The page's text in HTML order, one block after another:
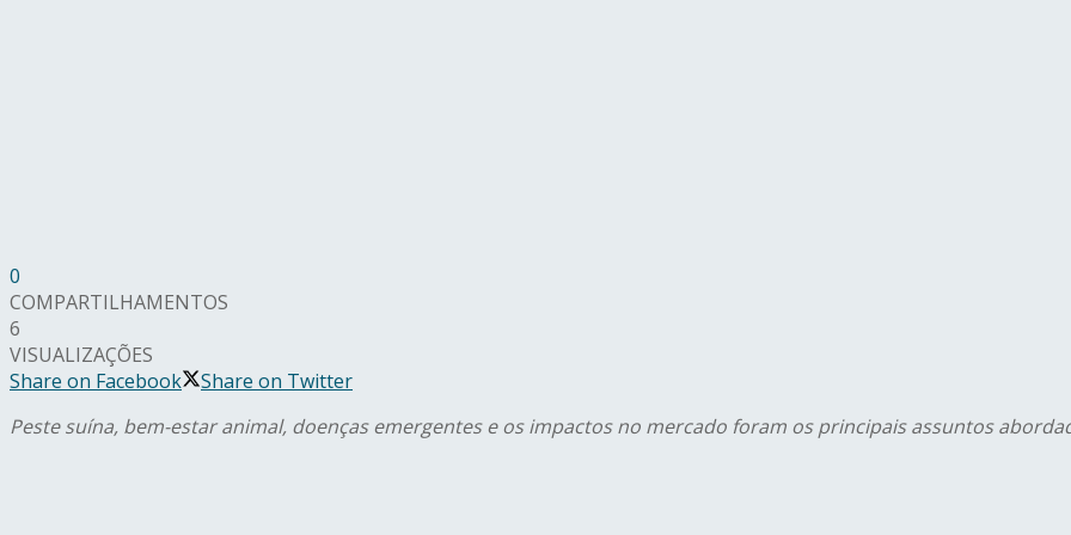
0
COMPARTILHAMENTOS
6
VISUALIZAÇÕES
Share on Facebook
Share on Twitter
Peste suína, bem-estar animal, doenças emergentes e os impactos no mercado foram os principais assuntos